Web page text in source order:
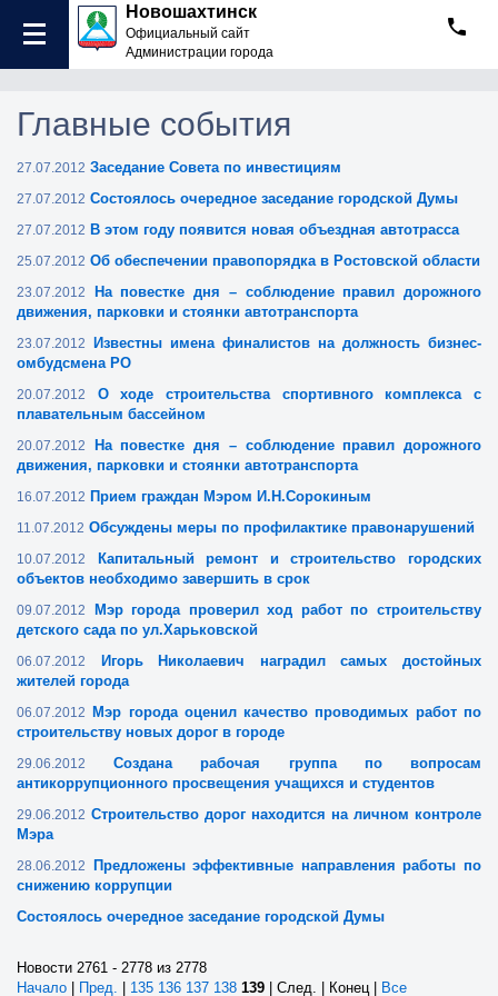
Новошахтинск
Официальный сайт
Администрации города
Главные события
27.07.2012 Заседание Совета по инвестициям
27.07.2012 Состоялось очередное заседание городской Думы
27.07.2012 В этом году появится новая объездная автотрасса
25.07.2012 Об обеспечении правопорядка в Ростовской области
23.07.2012
На повестке дня – соблюдение правил дорожного
движения, парковки и стоянки автотранспорта
23.07.2012
Известны имена финалистов на должность бизнес-
омбудсмена РО
20.07.2012
О ходе строительства спортивного комплекса с
плавательным бассейном
20.07.2012
На повестке дня – соблюдение правил дорожного
движения, парковки и стоянки автотранспорта
16.07.2012 Прием граждан Мэром И.Н.Сорокиным
11.07.2012 Обсуждены меры по профилактике правонарушений
10.07.2012
Капитальный ремонт и строительство городских
объектов необходимо завершить в срок
09.07.2012
Мэр города проверил ход работ по строительству
детского сада по ул.Харьковской
06.07.2012
Игорь Николаевич наградил самых достойных
жителей города
06.07.2012
Мэр города оценил качество проводимых работ по
строительству новых дорог в городе
29.06.2012
Создана рабочая группа по вопросам
антикоррупционного просвещения учащихся и студентов
29.06.2012 Строительство дорог находится на личном контроле
Мэра
28.06.2012
Предложены эффективные направления работы по
снижению коррупции
Состоялось очередное заседание городской Думы
Новости 2761 - 2778 из 2778
Начало
Пред. 135 136 137 138 139 | След. | Конец Все